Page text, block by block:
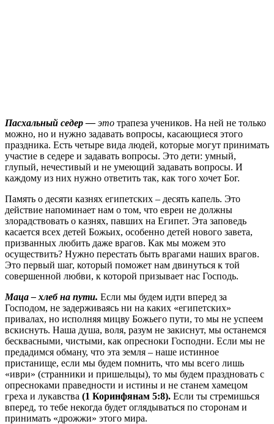
Пасхальный седер — это трапеза учеников. На ней не только
можно, но и нужно задавать вопросы, касающиеся этого
праздника. Есть четыре вида людей, которые могут принимать
участие в седере и задавать вопросы. Это дети: умный,
глупый, нечестивый и не умеющий задавать вопросы. И
каждому из них нужно ответить так, как того хочет Бог.
Память о десяти казнях египетских – десять капель. Это
действие напоминает нам о том, что евреи не должны
злорадствовать о казнях, павших на Египет. Эта заповедь
касается всех детей Божьих, особенно детей нового завета,
призванных любить даже врагов. Как мы можем это
осуществить? Нужно перестать быть врагами наших врагов.
Это первый шаг, который поможет нам двинуться к той
совершенной любви, к которой призывает нас Господь.
Маца – хлеб на пути. Если мы будем идти вперед за
Господом, не задерживаясь ни на каких «египетских»
привалах, но исполняя мицву Божьего пути, то мы не успеем
вскиснуть. Наша душа, воля, разум не закиснут, мы останемся
бесквасными, чистыми, как опресноки Господни. Если мы не
предадимся обману, что эта земля – наше истинное
пристанище, если мы будем помнить, что мы всего лишь
«иври» (странники и пришельцы), то мы будем праздновать с
опресноками праведности и истины и не станем хамецом
греха и лукавства (1 Коринфянам 5:8). Если ты стремишься
вперед, то тебе некогда будет оглядываться по сторонам и
принимать «дрожжи» этого мира.